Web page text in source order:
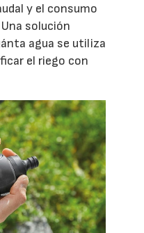
y el consumo
solución
agua se utiliza
el riego con